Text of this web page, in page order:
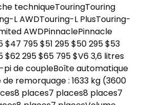
techniqueTouringTouring
L AWDTouring-L PlusTouring-
AWDPinnaclePinnacle
795 $51 295 $50 295 $53
$62 295 $65 795 $V6 3,6 litres
de coupleBoîte automatique
remorquage : 1633 kg (3600
places7 places8 places7